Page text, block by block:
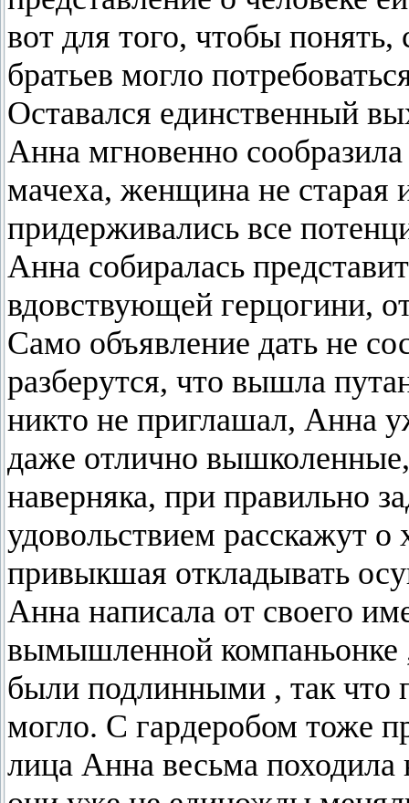
вот для того, чтобы понять,
братьев могло
Оставался единственный
Анна мгновенно
мачеха, женщина не старая
придерживались все
Анна собиралась
вдовствующей герцогини,
Само объявление дать не
разберутся, что вышла
никто не приглашал, Анна
даже отлично
наверняка, при правильно
удовольствием расскажут о
привыкшая откладывать
Анна написала от своего
вымышленной компаньонке
были подлинными , так что
могло. С гардеробом тоже
лица Анна весьма